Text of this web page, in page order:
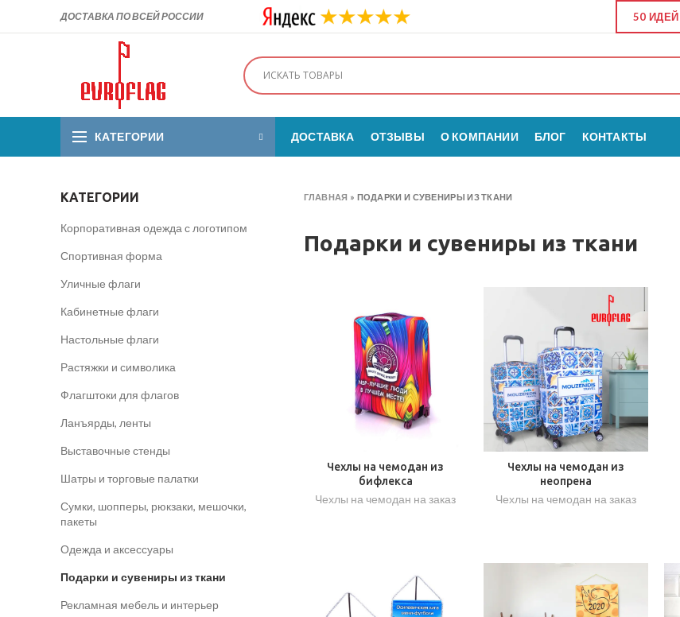
ДОСТАВКА ПО ВСЕЙ РОССИИ 50
КАТЕГОРИИ ДОСТАВКА ОТЗЫВЫ О КОМПАНИИ БЛОГ КОНТАКТЫ
КАТЕГОРИИ
Корпоративная одежда с логотипом
Спортивная форма
Уличные флаги
Кабинетные флаги
Настольные флаги
Растяжки и символика
Флагштоки для флагов
Ланъярды, ленты
Выставочные стенды
​Шатры и торговые палатки
Сумки, шопперы, рюкзаки, мешочки,
пакеты
Одежда и аксессуары
Подарки и сувениры из ткани
Рекламная мебель и интерьер
ГЛАВНАЯ » ПОДАРКИ И СУВЕНИРЫ ИЗ ТКАНИ
Подарки и сувениры из ткани
Чехлы на чемодан из
бифлекса
Чехлы на чемодан на заказ
Чехлы на чемодан из
неопрена
Чехлы на чемодан на заказ